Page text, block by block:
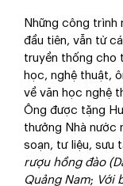
Những công trình
đầu tiên, vẫn từ
truyền thống cho
học, nghệ thuật,
về văn học nghệ
Ông được tặng
thưởng Nhà nước
soạn, tư liệu, sưu
rượu hồng đào
Quảng Nam; Với